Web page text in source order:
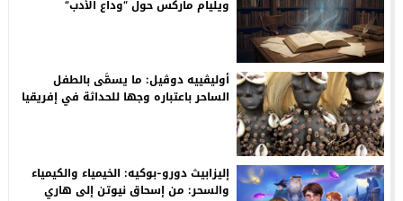
ويليام ماركس حول “وداع الأدب”
أوليڤييه دوڤيل: ما يسمَّى بالطفل
الساحر باعتباره وجها للحداثة في إفريقيا
إليزابيث دورو-بوكيه: الخيمياء والكيمياء
والسحر: من إسحاق نيوتن إلى هاري